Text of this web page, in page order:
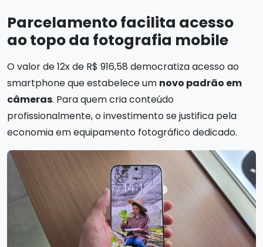
Parcelamento facilita acesso
ao topo da fotografia mobile
O valor de 12x de R$ 916,58 democratiza acesso ao
smartphone que estabelece um novo padrão em
câmeras. Para quem cria conteúdo
profissionalmente, o investimento se justifica pela
economia em equipamento fotográfico dedicado.